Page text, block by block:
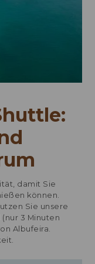
damit Sie
können.
Sie unsere
3 Minuten
Albufeira.